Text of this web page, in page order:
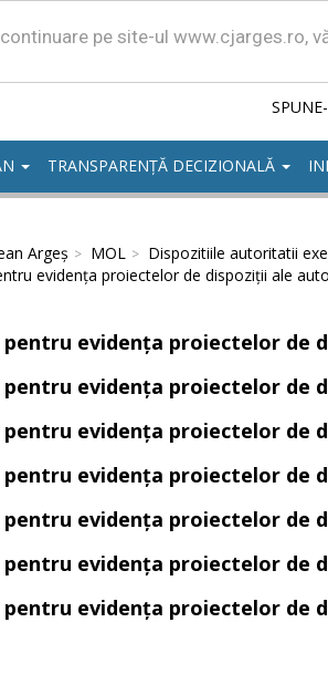
pe site-ul www.cjarges.ro,
TRANSPARENȚĂ DECIZIONALĂ
Argeș MOL
Dispozitiile autoritatii
evidența proiectelor de dispoziții ale
pentru evidența proiectelor de
evidența proiectelor de
pentru evidența proiectelor de
pentru evidența proiectelor de
pentru evidența proiectelor de
pentru evidența proiectelor de
pentru evidența proiectelor de